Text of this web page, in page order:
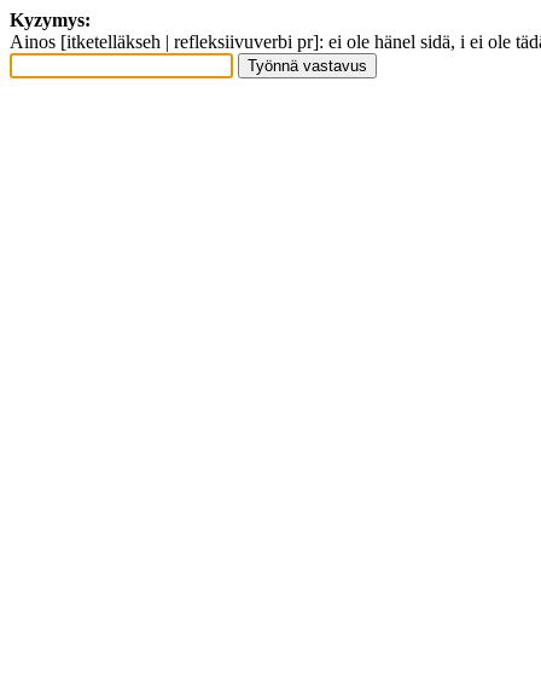
Kyzymys:
Ainos [itketelläkseh | refleksiivuverbi pr]: ei ole hänel sidä, i ei ole